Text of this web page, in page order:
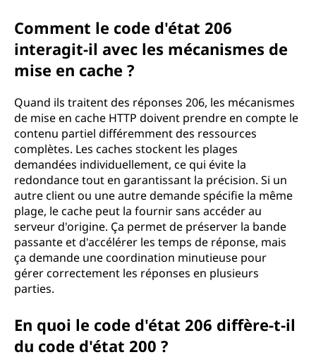
Comment le code d'état 206
interagit-il avec les mécanismes de
mise en cache ?
Quand ils traitent des réponses 206, les mécanismes
de mise en cache HTTP doivent prendre en compte le
contenu partiel différemment des ressources
complètes. Les caches stockent les plages
demandées individuellement, ce qui évite la
redondance tout en garantissant la précision. Si un
autre client ou une autre demande spécifie la même
plage, le cache peut la fournir sans accéder au
serveur d'origine. Ça permet de préserver la bande
passante et d'accélérer les temps de réponse, mais
ça demande une coordination minutieuse pour
gérer correctement les réponses en plusieurs
parties.
En quoi le code d'état 206 diffère-t-il
du code d'état 200 ?